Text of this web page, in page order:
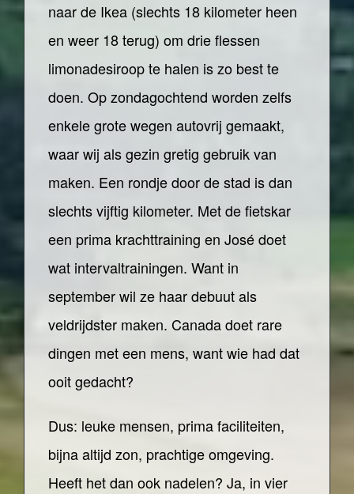
naar de Ikea (slechts 18 kilometer heen
en weer 18 terug) om drie flessen
limonadesiroop te halen is zo best te
doen. Op zondagochtend worden zelfs
enkele grote wegen autovrij gemaakt,
waar wij als gezin gretig gebruik van
maken. Een rondje door de stad is dan
slechts vijftig kilometer. Met de fietskar
een prima krachttraining en José doet
wat intervaltrainingen. Want in
september wil ze haar debuut als
veldrijdster maken. Canada doet rare
dingen met een mens, want wie had dat
ooit gedacht?
Dus: leuke mensen, prima faciliteiten,
bijna altijd zon, prachtige omgeving.
Heeft het dan ook nadelen? Ja, in vier